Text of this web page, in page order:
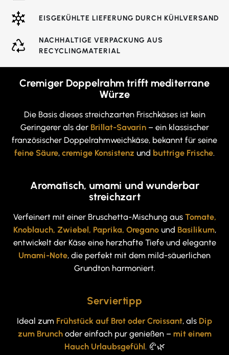
EISGEKÜHLTE LIEFERUNG DURCH KÜHLVERSAND
NACHHALTIGE VERPACKUNG AUS
RECYCLINGMATERIAL
Cremiger Doppelrahm trifft mediterrane
Würze
Die Basis dieses streichzarten Frischkäses ist kein
Geringerer als der Brillat-Savarin– ein klassischer
französischer Doppelrahmweichkäse, bekannt für seine
feine Säure, cremige Konsistenz und buttrige Frische.
Aromatisch, umami und wunderbar
streichzart
Verfeinert mit einer Bruschetta-Mischung aus Tomate,
Knoblauch, Zwiebel, Paprika, Oreganound Basilikum,
entwickelt der Käse eine herzhafte Tiefe und elegante
Umami-Note, die perfekt mit dem mild-säuerlichen
Grundton harmoniert.
Serviertipp
Ideal zum Frühstück auf Brot oder Croissant, als Dip
zum Brunchoder einfach pur genießen – mit einem
Hauch Urlaubsgefühl. 🥐🌿